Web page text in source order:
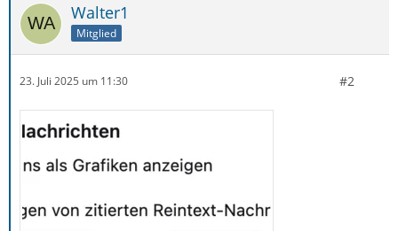
Walter1
Mitglied
23. Juli 2025 um 11:30 #2